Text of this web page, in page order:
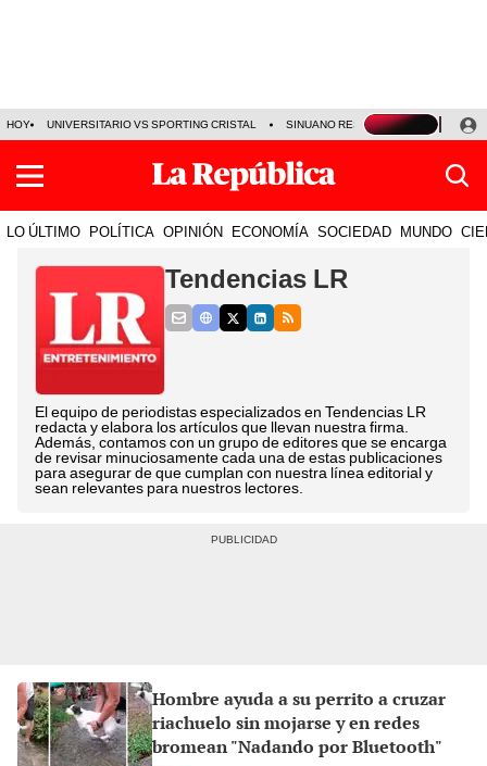
HOY UNIVERSITARIO VS SPORTING CRISTAL SINUANO RESULTADOS HOY
LO ÚLTIMO POLÍTICA OPINIÓN ECONOMÍA SOCIEDAD MUNDO
Tendencias LR
El equipo de periodistas especializados en Tendencias LR
redacta y elabora los artículos que llevan nuestra firma.
Además, contamos con un grupo de editores que se encarga
de revisar minuciosamente cada una de estas publicaciones
para asegurar de que cumplan con nuestra línea editorial y
sean relevantes para nuestros lectores.
Hombre ayuda a su perrito a cruzar
riachuelo sin mojarse y en redes
bromean "Nadando por Bluetooth"